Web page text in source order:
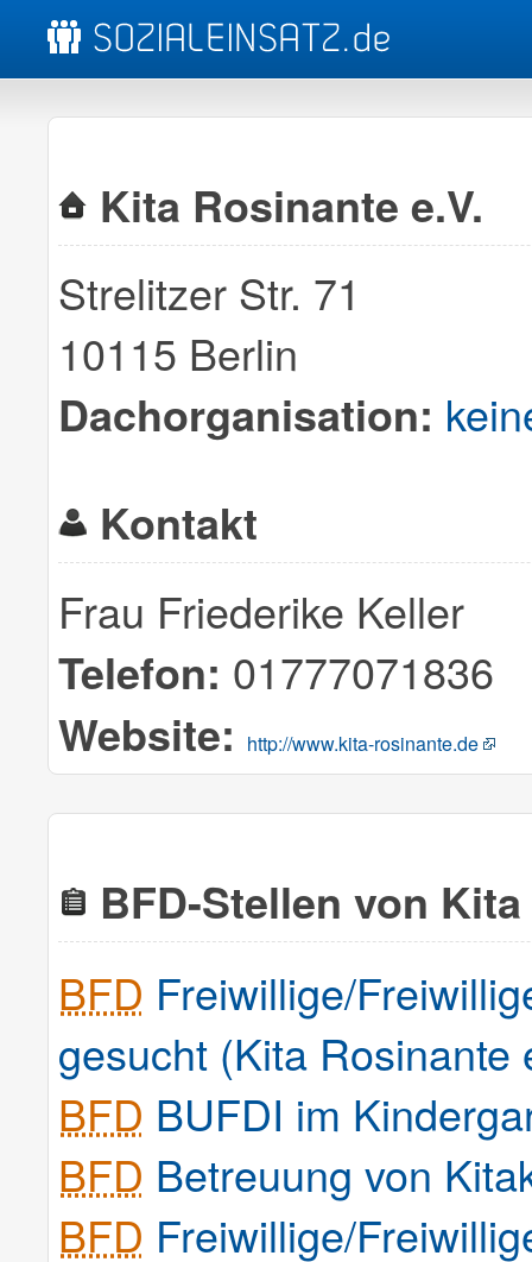
Kita Rosinante e.V.
Strelitzer Str. 71
10115 Berlin
Dachorganisation:
Kontakt
Frau Friederike Keller
Telefon: 01777071836
Website:
http://www.kita-rosinante.de
BFD-Stellen von
BFD Freiwillige/
gesucht (Kita Rosinante
BFD BUFDI im
BFD Betreuung von
BFD Freiwillige/